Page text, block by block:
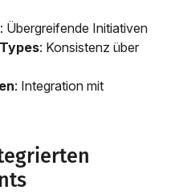
: Übergreifende Initiativen
: Konsistenz über
: Integration mit